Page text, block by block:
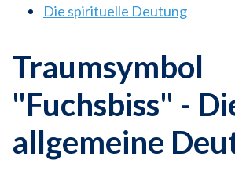
Die spirituelle Deutung
Traumsymbol
"Fuchsbiss" -
allgemeine